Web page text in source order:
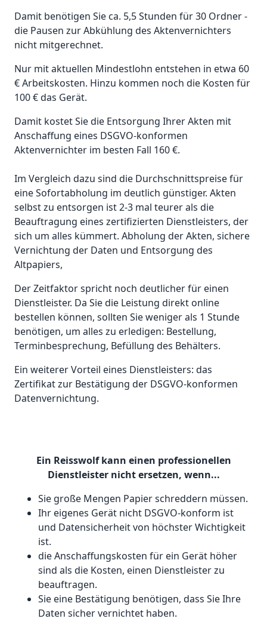
Damit benötigen Sie ca. 5,5 Stunden für 30 Ordner -
die Pausen zur Abkühlung des Aktenvernichters
nicht mitgerechnet.
Nur mit aktuellen Mindestlohn entstehen in etwa 60
€ Arbeitskosten. Hinzu kommen noch die Kosten für
100 € das Gerät.
Damit kostet Sie die Entsorgung Ihrer Akten mit
Anschaffung eines DSGVO-konformen
Aktenvernichter im besten Fall 160 €.
Im Vergleich dazu sind die Durchschnittspreise für
eine Sofortabholung im deutlich günstiger. Akten
selbst zu entsorgen ist 2-3 mal teurer als die
Beauftragung eines zertifizierten Dienstleisters, der
sich um alles kümmert. Abholung der Akten, sichere
Vernichtung der Daten und Entsorgung des
Altpapiers,
Der Zeitfaktor spricht noch deutlicher für einen
Dienstleister. Da Sie die Leistung direkt online
bestellen können, sollten Sie weniger als 1 Stunde
benötigen, um alles zu erledigen: Bestellung,
Terminbesprechung, Befüllung des Behälters.
Ein weiterer Vorteil eines Dienstleisters: das
Zertifikat zur Bestätigung der DSGVO-konformen
Datenvernichtung.
Ein Reisswolf kann einen professionellen
Dienstleister nicht ersetzen, wenn...
Sie große Mengen Papier schreddern müssen.
Ihr eigenes Gerät nicht DSGVO-konform ist
und Datensicherheit von höchster Wichtigkeit
ist.
die Anschaffungskosten für ein Gerät höher
sind als die Kosten, einen Dienstleister zu
beauftragen.
Sie eine Bestätigung benötigen, dass Sie Ihre
Daten sicher vernichtet haben.